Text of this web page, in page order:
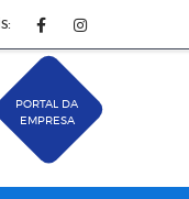
PORTAL DA
EMPRESA